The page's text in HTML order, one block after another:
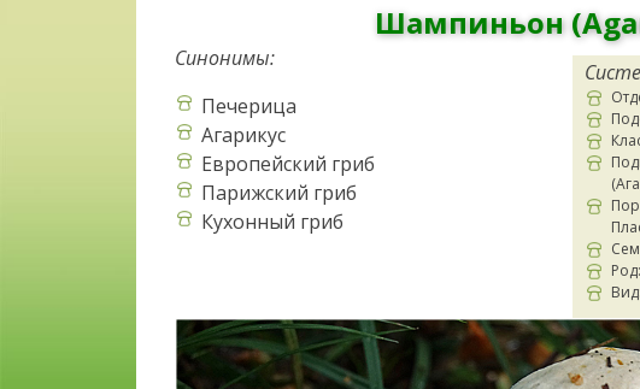
Шампиньон
Вид:
Синонимы:
Печерица
Агарикус
Европейский гриб
Парижский гриб
Кухонный гриб